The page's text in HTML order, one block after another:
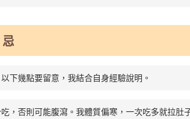
下幾點要留意，我結合自身經驗說明。
，否則可能腹瀉。我體質偏寒，一次吃多就拉肚